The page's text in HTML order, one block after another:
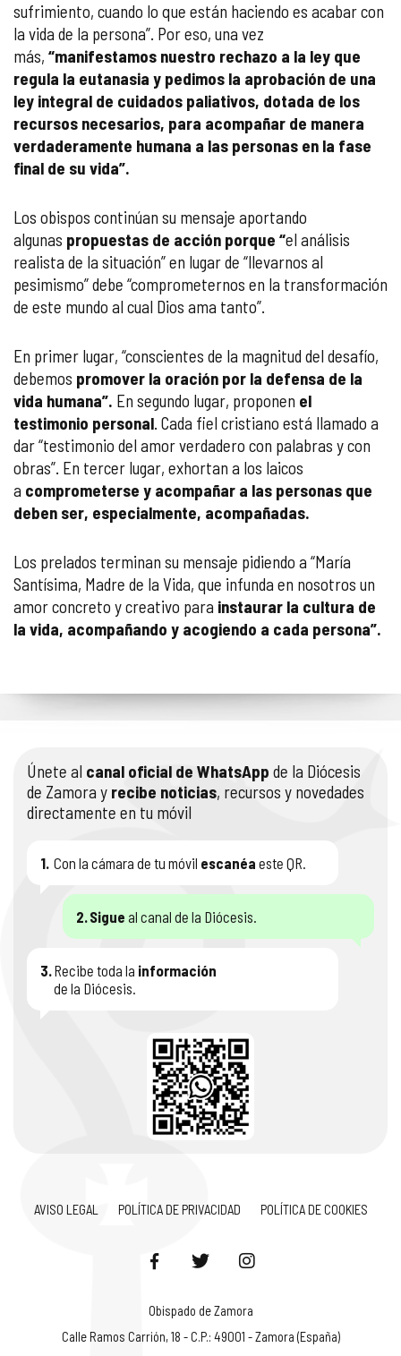
sufrimiento, cuando lo que están haciendo es acabar con
la vida de la persona”. Por eso, una vez
más, “manifestamos nuestro rechazo a la ley que
regula la eutanasia y pedimos la aprobación de una
ley integral de cuidados paliativos, dotada de los
recursos necesarios, para acompañar de manera
verdaderamente humana a las personas en la fase
final de su vida”.
Los obispos continúan su mensaje aportando
algunas propuestas de acción porque “el análisis
realista de la situación” en lugar de “llevarnos al
pesimismo” debe “comprometernos en la transformación
de este mundo al cual Dios ama tanto”.
En primer lugar, “conscientes de la magnitud del desafío,
debemos promover la oración por la defensa de la
vida humana”. En segundo lugar, proponen el
testimonio personal. Cada fiel cristiano está llamado a
dar “testimonio del amor verdadero con palabras y con
obras”. En tercer lugar, exhortan a los laicos
a comprometerse y acompañar a las personas que
deben ser, especialmente, acompañadas.
Los prelados terminan su mensaje pidiendo a “María
Santísima, Madre de la Vida, que infunda en nosotros un
amor concreto y creativo para instaurar la cultura de
la vida, acompañando y acogiendo a cada persona”.
Únete al canal oficial de WhatsApp de la Diócesis
de Zamora y recibe noticias, recursos y novedades
directamente en tu móvil
1. Con la cámara de tu móvil escanéa este QR.
2.Sigue al canal de la Diócesis.
3.Recibe toda la información
de la Diócesis.
AVISO LEGAL POLÍTICA DE PRIVACIDAD POLÍTICA DE COOKIES
Obispado de Zamora
Calle Ramos Carrión, 18 - C.P.: 49001 - Zamora (España)